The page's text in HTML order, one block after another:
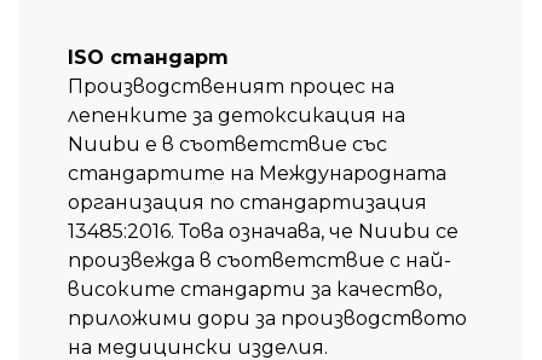
ISO стандарт
Производственият процес на
лепенките за детоксикация на
Nuubu е в съответствие със
стандартите на Международната
организация по стандартизация
13485:2016. Това означава, че Nuubu се
произвежда в съответствие с най-
високите стандарти за качество,
приложими дори за производството
на медицински изделия.